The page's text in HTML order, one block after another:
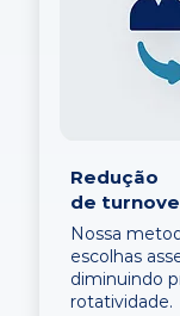
Redução
de
Nossa
escolhas
diminuindo
rotatividade.